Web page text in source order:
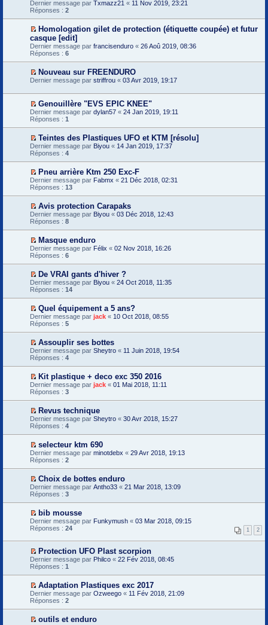
u
e
n
o
n
u
e
s
s
g
e
n
o
n
u
i
e
r
m
e
s
s
a
g
e
n
n
u
e
p
r
e
m
i
e
r
m
e
s
s
g
e
n
o
n
o
e
p
r
e
e
m
e
s
s
a
g
e
n
o
n
u
Dernier message par Txmazz21 « 11 Nov 2019, 23:21
Réponses : 2
V
o
i
r
l
e
p
e
m
e
r
m
e
s
a
g
e
n
o
n
u
Homologation gilet de protection (étiquette coupée) et futur
casque [edit]
Dernier message par francisenduro « 26 Aoû 2019, 08:36
Réponses : 6
V
i
e
p
r
e
m
i
e
r
m
e
s
s
g
e
n
o
n
u
Nouveau sur FREENDURO
Dernier message par striffrou « 03 Avr 2019, 19:17
V
o
e
p
r
e
m
i
e
r
m
e
s
s
a
g
e
n
o
u
Genouillère "EVS EPIC KNEE"
Dernier message par dylan57 « 24 Jan 2019, 19:11
Réponses : 1
V
o
e
p
r
m
i
e
r
m
e
s
s
a
g
e
n
o
u
Teintes des Plastiques UFO et KTM [résolu]
Dernier message par Biyou « 14 Jan 2019, 17:37
Réponses : 4
V
o
e
p
r
e
m
i
e
r
m
e
s
s
a
g
e
n
o
u
Pneu arrière Ktm 250 Exc-F
Dernier message par Fabmx « 21 Déc 2018, 02:31
Réponses : 13
V
o
e
p
r
e
m
i
e
r
m
e
s
s
a
g
e
n
o
u
Avis protection Carapaks
Dernier message par Biyou « 03 Déc 2018, 12:43
Réponses : 8
V
o
e
p
r
e
m
i
e
r
m
e
s
s
a
g
e
n
o
u
Masque enduro
Dernier message par Félix « 02 Nov 2018, 16:26
Réponses : 6
V
o
e
p
r
m
i
e
r
m
e
s
s
a
g
e
n
o
u
De VRAI gants d'hiver ?
Dernier message par Biyou « 24 Oct 2018, 11:35
Réponses : 14
V
o
e
p
r
e
m
i
e
r
m
e
s
s
a
g
e
n
o
u
Quel équipement a 5 ans?
Dernier message par jack « 10 Oct 2018, 08:55
Réponses : 5
V
o
e
p
r
e
m
i
e
r
m
e
s
s
a
g
e
n
o
u
Assouplir ses bottes
Dernier message par Sheytro « 11 Juin 2018, 19:54
Réponses : 4
V
o
e
p
r
m
i
e
r
m
e
s
s
a
g
e
n
o
n
u
Kit plastique + deco exc 350 2016
Dernier message par jack « 01 Mai 2018, 11:11
Réponses : 3
V
o
e
p
r
e
m
i
e
r
m
e
s
s
e
n
o
n
u
Revus technique
Dernier message par Sheytro « 30 Avr 2018, 15:27
Réponses : 4
V
o
e
p
r
e
m
i
e
e
s
s
e
n
o
n
u
selecteur ktm 690
Dernier message par minotdebx « 29 Avr 2018, 19:13
Réponses : 2
V
o
e
p
e
m
i
e
r
e
s
s
e
Choix de bottes enduro
Dernier message par Antho33 « 21 Mar 2018, 13:09
Réponses : 3
V
o
r
e
p
r
e
m
i
e
r
e
bib mousse
Dernier message par Funkymush « 03 Mar 2018, 09:15
Réponses : 24 1 2
V
o
e
p
r
m
Protection UFO Plast scorpion
Dernier message par Philco « 22 Fév 2018, 08:45
Réponses : 1
V
o
Adaptation Plastiques exc 2017
Dernier message par Ozweego « 11 Fév 2018, 21:09
Réponses : 2
outils et enduro